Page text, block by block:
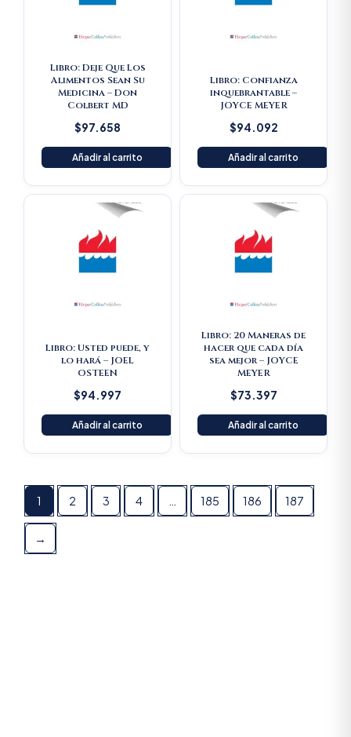
Libro: Deje Que Los
Alimentos Sean Su
Medicina – Don
Colbert MD
$97.658
Añadir al carrito
Libro: Confianza
inquebrantable –
JOYCE MEYER
$94.092
Añadir al carrito
Libro: Usted puede, y
lo hará – JOEL
OSTEEN
$94.997
Añadir al carrito
Libro: 20 Maneras de
hacer que cada día
sea mejor – JOYCE
MEYER
$73.397
Añadir al carrito
1 2 3 4 185 186 187
→